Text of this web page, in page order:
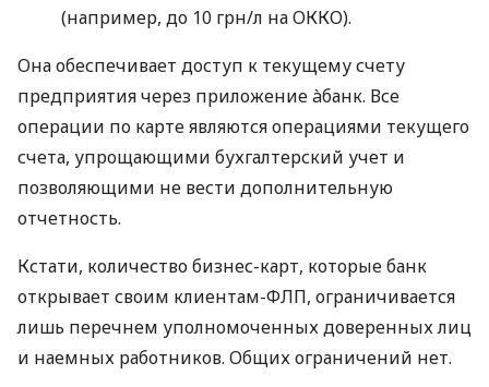
(например, до 10 грн/л на ОККО).
Она обеспечивает доступ к текущему счету
предприятия через приложение àбанк. Все
операции по карте являются операциями текущего
счета, упрощающими бухгалтерский учет и
позволяющими не вести дополнительную
отчетность.
Кстати, количество бизнес-карт, которые банк
открывает своим клиентам-ФЛП, ограничивается
лишь перечнем уполномоченных доверенных лиц
и наемных работников. Общих ограничений нет.